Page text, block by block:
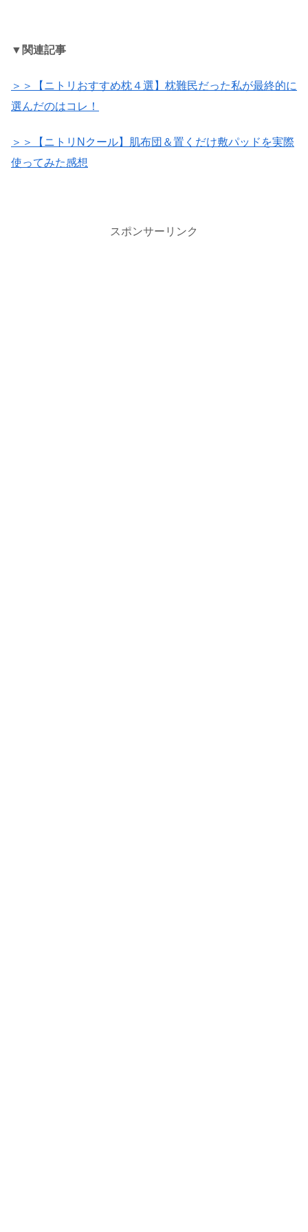
▼関連記事
＞＞【ニトリおすすめ枕４選】枕難民だった私が最終的に
選んだのはコレ！
＞＞【ニトリNクール】肌布団＆置くだけ敷パッドを実際
使ってみた感想
スポンサーリンク